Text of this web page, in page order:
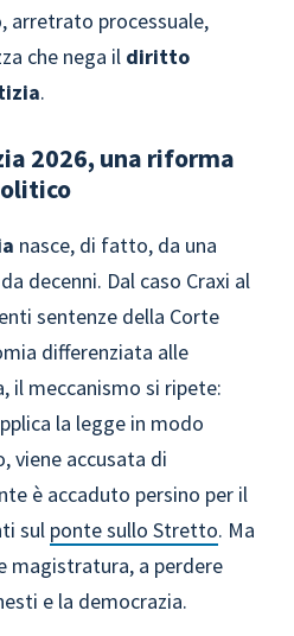
arretrato processuale,
che nega il diritto
.
2026, una riforma
nasce, di fatto, da una
decenni. Dal caso Craxi al
sentenze della Corte
differenziata alle
il meccanismo si ripete:
la legge in modo
viene accusata di
è accaduto persino per il
sul ponte sullo Stretto. Ma
magistratura, a perdere
e la democrazia.